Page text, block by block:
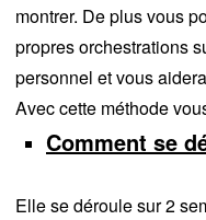
montrer. De plus vous
propres orchestrations
personnel et vous
Avec cette méthode
Comment se
Elle se déroule sur 2